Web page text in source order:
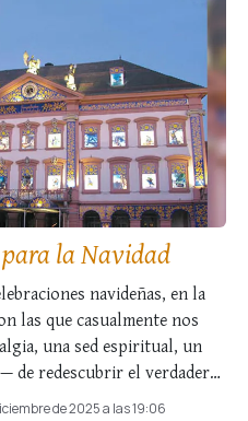
la Navidad
navideñas, en la
las que casualmente nos
una sed espiritual, un
de redescubrir el verdadero
de 2025 a las 19:06